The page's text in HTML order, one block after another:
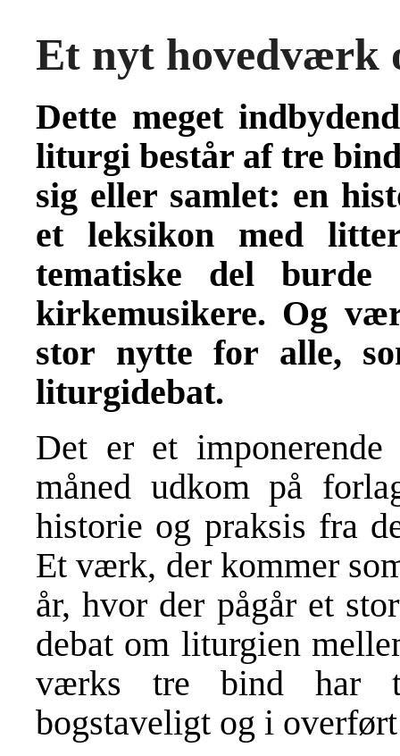
Et nyt hovedværk
Dette meget
liturgi består af tre
sig eller samlet: en
et leksikon med
tematiske del
kirkemusikere. Og
stor nytte for alle,
liturgidebat.
Det er et
måned udkom på
historie og praksis fra
Et værk, der kommer
år, hvor der pågår et
debat om liturgien
værks tre bind har
bogstaveligt og i